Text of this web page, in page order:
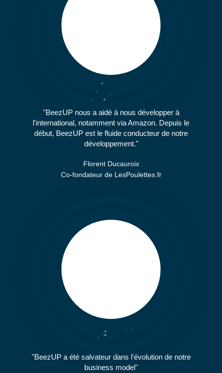
BeezUP nous a aidé à nous développer à
l'international, notamment via Amazon. Depuis le
début, BeezUP est le fluide conducteur de notre
développement.
Florent Ducauroix
Co-fondateur de LesPoulettes.fr
BeezUP a été salvateur dans l'évolution de notre
business model